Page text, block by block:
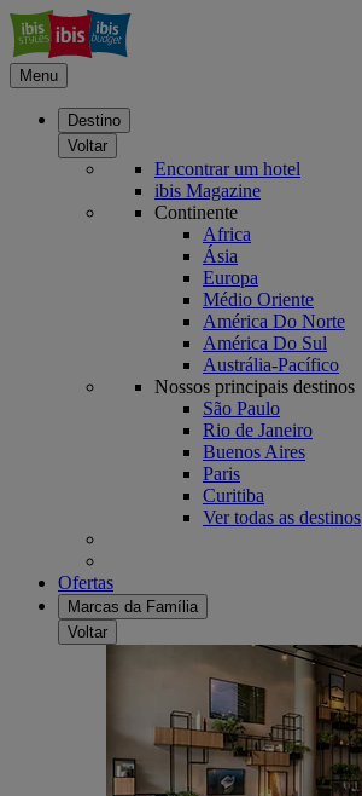
Menu
Destino
Voltar
Encontrar um hotel
ibis Magazine
Continente
Africa
Ásia
Europa
Médio Oriente
América Do Norte
América Do Sul
Austrália-Pacífico
Nossos principais destinos
São Paulo
Rio de Janeiro
Buenos Aires
Paris
Curitiba
Ver todas as destinos
Ofertas
Marcas da Família
Voltar